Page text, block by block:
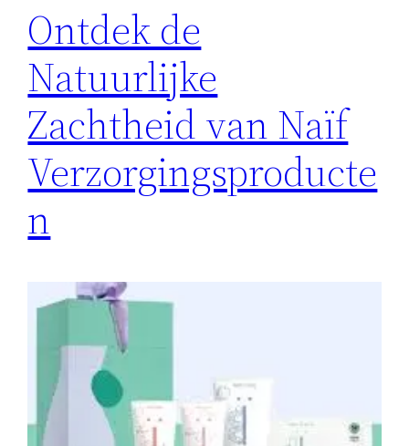
Ontdek de
Natuurlijke
Zachtheid van Naïf
Verzorgingsproducte
n